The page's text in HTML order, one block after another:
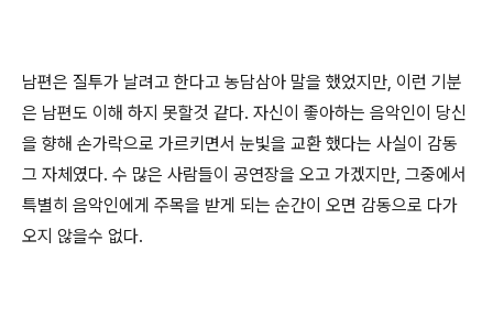
남편은 질투가 날려고 한다고 농담삼아 말을 했었지만, 이런 기분
은 남편도 이해 하지 못할것 같다. 자신이 좋아하는 음악인이 당신
을 향해 손가락으로 가르키면서 눈빛을 교환 했다는 사실이 감동
그 자체였다. 수 많은 사람들이 공연장을 오고 가겠지만, 그중에서
특별히 음악인에게 주목을 받게 되는 순간이 오면 감동으로 다가
오지 않을수 없다.